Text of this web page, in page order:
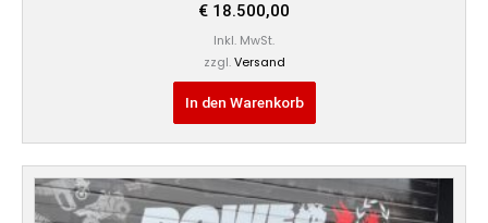
€ 18.500,00
Inkl. MwSt.
zzgl. Versand
In den Warenkorb